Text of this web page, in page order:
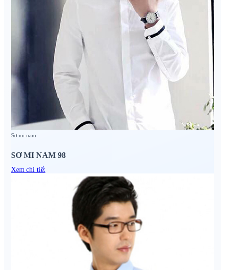
Sơ mi nam
SƠ MI NAM 98
Xem chi tiết